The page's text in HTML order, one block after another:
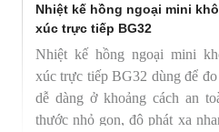
Nhiệt kế hồng ngoại mini
xúc trực tiếp BG32
Nhiệt kế hồng ngoại mini
xúc trực tiếp BG32 dùng để
dễ dàng ở khoảng cách an
thước nhỏ gọn, độ phát xạ